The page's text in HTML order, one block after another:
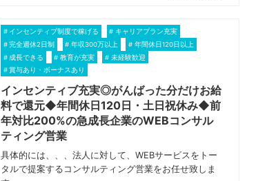
インセンティブ制度で稼げる
キャリアプラン充実
完全週休2日制
年収300万以上
年間休日120日以上
成長できる
教育が充実
未経験歓迎
賞与あり・ボーナスあり
インセンティブ充実◎がんばった分だけお給
料で還元◆年間休日120日・土日祝休み◆前
年対比200%の急成長企業のWEBコンサル
ティング営業
具体的には、、、法人に対して、WEBサービスをトー
タルで提案するコンサルティング営業をお任せ致しま